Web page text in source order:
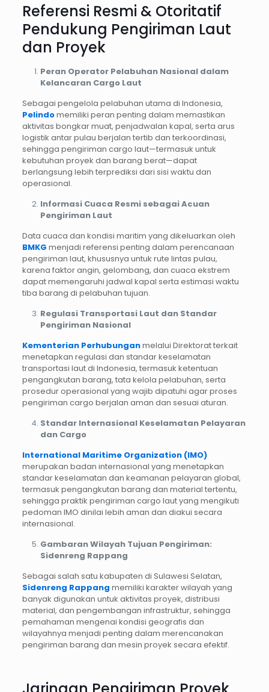
Referensi Resmi & Otoritatif
Pendukung Pengiriman Laut
dan Proyek
Peran Operator Pelabuhan Nasional dalam
Kelancaran Cargo Laut
Sebagai pengelola pelabuhan utama di Indonesia,
Pelindomemiliki peran penting dalam memastikan
aktivitas bongkar muat, penjadwalan kapal, serta arus
logistik antar pulau berjalan tertib dan terkoordinasi,
sehingga pengiriman cargo laut—termasuk untuk
kebutuhan proyek dan barang berat—dapat
berlangsung lebih terprediksi dari sisi waktu dan
operasional.
Informasi Cuaca Resmi sebagai Acuan
Pengiriman Laut
Data cuaca dan kondisi maritim yang dikeluarkan oleh
BMKG menjadi referensi penting dalam perencanaan
pengiriman laut, khususnya untuk rute lintas pulau,
karena faktor angin, gelombang, dan cuaca ekstrem
dapat memengaruhi jadwal kapal serta estimasi waktu
tiba barang di pelabuhan tujuan.
Regulasi Transportasi Laut dan Standar
Pengiriman Nasional
Kementerian Perhubunganmelalui Direktorat terkait
menetapkan regulasi dan standar keselamatan
transportasi laut di Indonesia, termasuk ketentuan
pengangkutan barang, tata kelola pelabuhan, serta
prosedur operasional yang wajib dipatuhi agar proses
pengiriman cargo berjalan aman dan sesuai aturan.
Standar Internasional Keselamatan Pelayaran
dan Cargo
International Maritime Organization (IMO)
merupakan badan internasional yang menetapkan
standar keselamatan dan keamanan pelayaran global,
termasuk pengangkutan barang dan material tertentu,
sehingga praktik pengiriman cargo laut yang mengikuti
pedoman IMO dinilai lebih aman dan diakui secara
internasional.
Gambaran Wilayah Tujuan Pengiriman:
Sidenreng Rappang
Sebagai salah satu kabupaten di Sulawesi Selatan,
Sidenreng Rappang memiliki karakter wilayah yang
banyak digunakan untuk aktivitas proyek, distribusi
material, dan pengembangan infrastruktur, sehingga
pemahaman mengenai kondisi geografis dan
wilayahnya menjadi penting dalam merencanakan
pengiriman barang dan mesin proyek secara efektif.